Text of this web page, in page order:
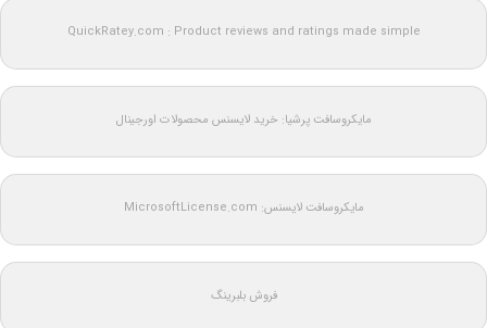
QuickRatey.com : Product reviews and ratings made simple
مایکروسافت پرشیا: خرید لایسنس محصولات اورجینال
مایکروسافت لایسنس: MicrosoftLicense.com
فروش بلبرینگ